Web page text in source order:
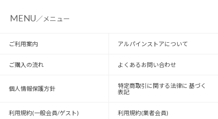
MENU／メニュー
ご利用案内 アルパインストアについて
ご購入の流れ よくあるお問い合わせ
個人情報保護方針
特定商取引に関する法律に 基づく
表記
利用規約(一般会員/ゲスト) 利用規約(業者会員)